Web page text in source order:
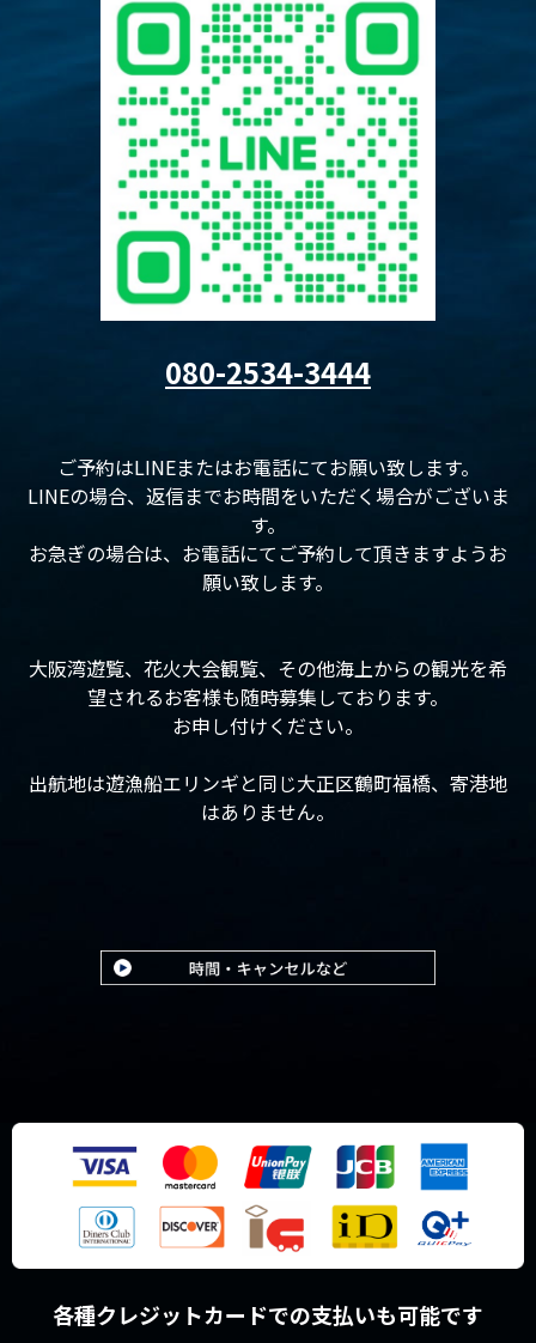
080-2534-3444
ご予約はLINEまたはお電話にてお願い致します。
LINEの場合、返信までお時間をいただく場合がございま
す。
お急ぎの場合は、お電話にてご予約して頂きますようお
願い致します。
大阪湾遊覧、花火大会観覧、その他海上からの観光を希
望されるお客様も随時募集しております。
お申し付けください。
出航地は遊漁船エリンギと同じ大正区鶴町福橋、寄港地
はありません。
各種クレジットカードでの支払いも可能です